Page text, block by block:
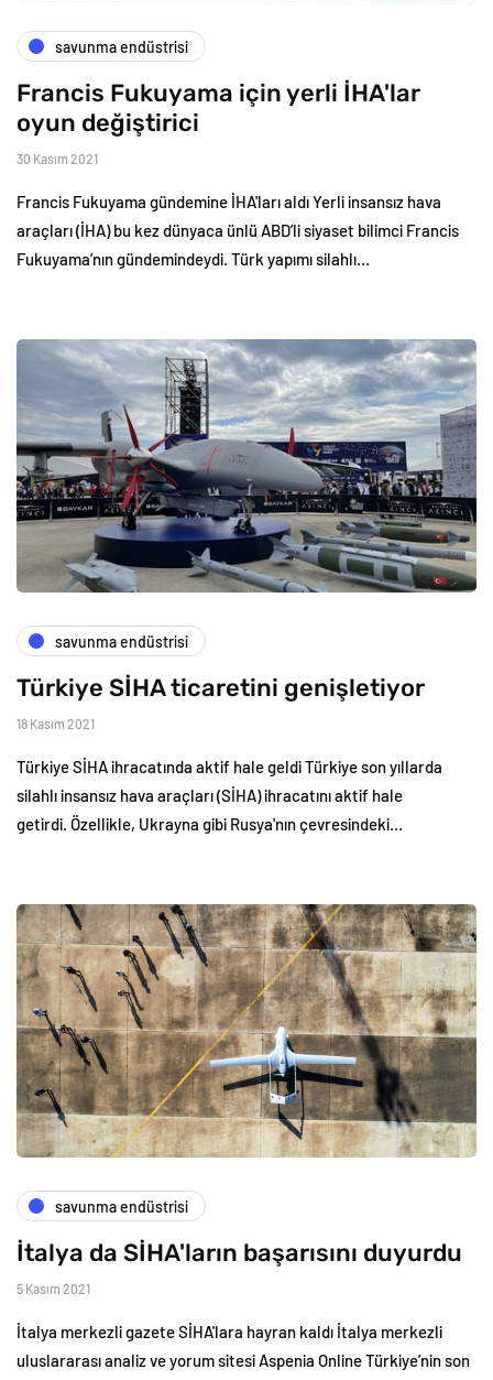
savunma endüstrisi
Francis Fukuyama için yerli İHA'lar
oyun değiştirici
30 Kasım 2021
Francis Fukuyama gündemine İHA'ları aldı Yerli insansız hava
araçları (İHA) bu kez dünyaca ünlü ABD’li siyaset bilimci Francis
Fukuyama’nın gündemindeydi. Türk yapımı silahlı…
savunma endüstrisi
Türkiye SİHA ticaretini genişletiyor
18 Kasım 2021
Türkiye SİHA ihracatında aktif hale geldi Türkiye son yıllarda
silahlı insansız hava araçları (SİHA) ihracatını aktif hale
getirdi. Özellikle, Ukrayna gibi Rusya'nın çevresindeki…
savunma endüstrisi
İtalya da SİHA'ların başarısını duyurdu
5 Kasım 2021
İtalya merkezli gazete SİHA'lara hayran kaldı İtalya merkezli
uluslararası analiz ve yorum sitesi Aspenia Online Türkiye’nin son